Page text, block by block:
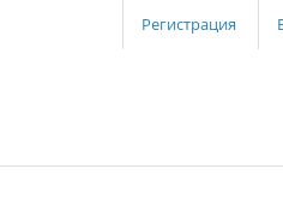
Регистрация